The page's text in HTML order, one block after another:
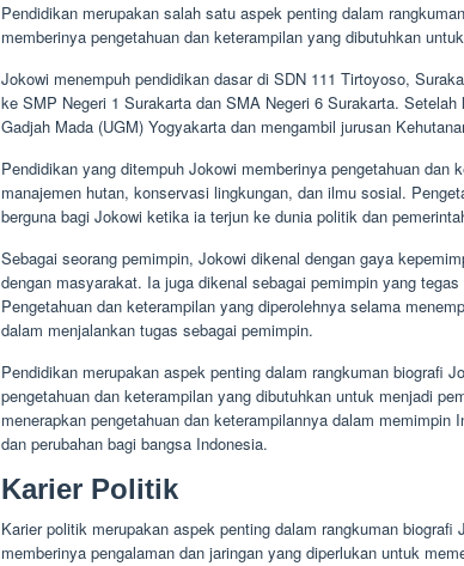
Pendidikan merupakan salah satu aspek penting dalam
memberinya pengetahuan dan keterampilan yang dibutuhkan
Jokowi menempuh pendidikan dasar di SDN 111 Tirtoyoso,
ke SMP Negeri 1 Surakarta dan SMA Negeri 6 Surakarta.
Gadjah Mada (UGM) Yogyakarta dan mengambil jurusan
Pendidikan yang ditempuh Jokowi memberinya pengetahuan dan
manajemen hutan, konservasi lingkungan, dan ilmu sosial.
berguna bagi Jokowi ketika ia terjun ke dunia politik dan
Sebagai seorang pemimpin, Jokowi dikenal dengan gaya
dengan masyarakat. Ia juga dikenal sebagai pemimpin yang
Pengetahuan dan keterampilan yang diperolehnya selama
dalam menjalankan tugas sebagai pemimpin.
Pendidikan merupakan aspek penting dalam rangkuman biografi
pengetahuan dan keterampilan yang dibutuhkan untuk menjadi
menerapkan pengetahuan dan keterampilannya dalam memimpin
dan perubahan bagi bangsa Indonesia.
Karier Politik
Karier politik merupakan aspek penting dalam rangkuman
memberinya pengalaman dan jaringan yang diperlukan untuk